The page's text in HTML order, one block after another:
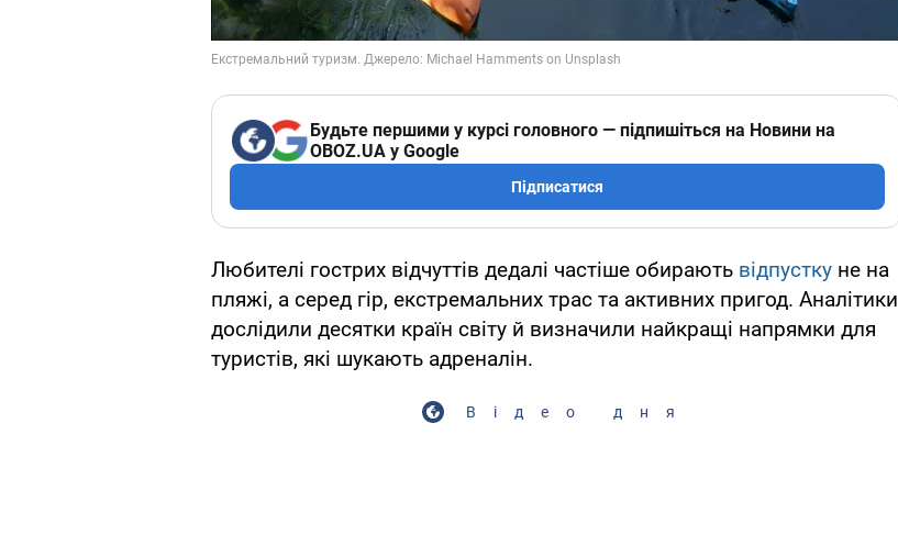
Будьте першими у курсі головного — підпишіться на Новини на
OBOZ.UA у Google
Підписатися
Любителі гострих відчуттів дедалі частіше обирають відпустку не на
пляжі, а серед гір, екстремальних трас та активних пригод. Аналітики
дослідили десятки країн світу й визначили найкращі напрямки для
туристів, які шукають адреналін.
Відео дня